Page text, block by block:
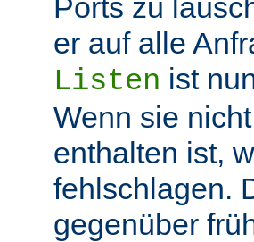
Ports zu
er auf alle
Listen ist
Wenn sie
enthalten ist,
fehlschlagen.
gegenüber